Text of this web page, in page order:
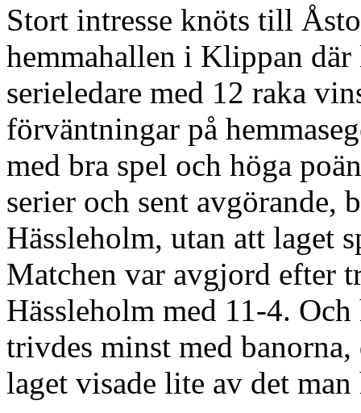
Stort intresse knöts till
hemmahallen i Klippan
serieledare med 12 raka
förväntningar på
med bra spel och höga
serier och sent avgörande,
Hässleholm, utan att laget
Matchen var avgjord efter
Hässleholm med 11-4.
trivdes minst med
laget visade lite av det